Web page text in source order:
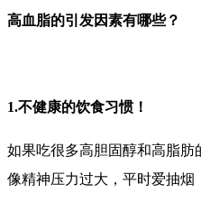
高血脂的引发因素有哪些？
1.不健康的饮食习惯！
如果吃很多高胆固醇和高脂肪
像精神压力过大，平时爱抽烟